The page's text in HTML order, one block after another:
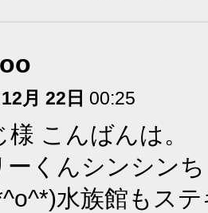
月 22日 00:25
こんばんは。
ーくんシンシン
水族館もス